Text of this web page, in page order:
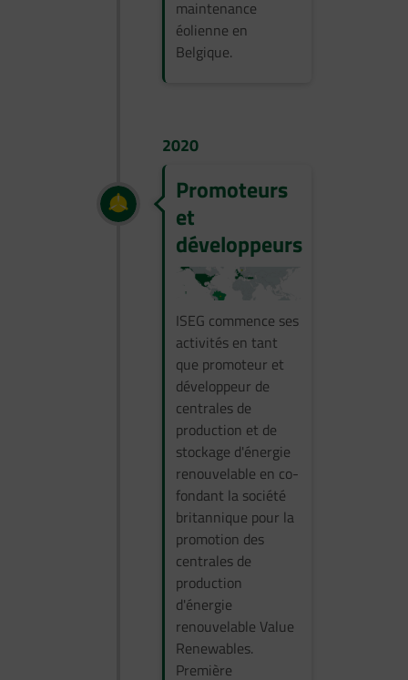
maintenance
éolienne en
Belgique.
2020
Promoteurs
et
développeurs
ISEG commence ses
activités en tant
que promoteur et
développeur de
centrales de
production et de
stockage d'énergie
renouvelable en co-
fondant la société
britannique pour la
promotion des
centrales de
production
d'énergie
renouvelable Value
Renewables.
Première